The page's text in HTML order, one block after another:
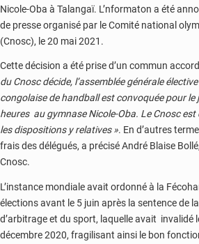
Nicole-Oba à Talangaï. L’nformaton a été
de presse organisé par le Comité national
(Cnosc), le 20 mai 2021.
Cette décision a été prise d’un commun accord
du Cnosc décide, l’assemblée générale
congolaise de handball est convoquée pour
heures au gymnase Nicole-Oba. Le Cnosc
les dispositions y relatives ». En d’autres
frais des délégués, a précisé André Blaise
Cnosc.
L’instance mondiale avait ordonné à la
élections avant le 5 juin après la sentence de
d’arbitrage et du sport, laquelle avait invalidé
décembre 2020, fragilisant ainsi le bon